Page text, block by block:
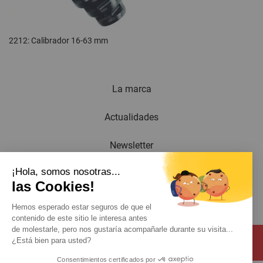
2212: Calibrador 16-63 mm
La marca
Actualidades
Newsletter
Catálogo
Contacto
¡Hola, somos nosotras...
las Cookies!
Hemos esperado estar seguros de que el
contenido de este sitio le interesa antes
de molestarle, pero nos gustaría acompañarle durante su visita...
¿Está bien para usted?
Consentimientos certificados por